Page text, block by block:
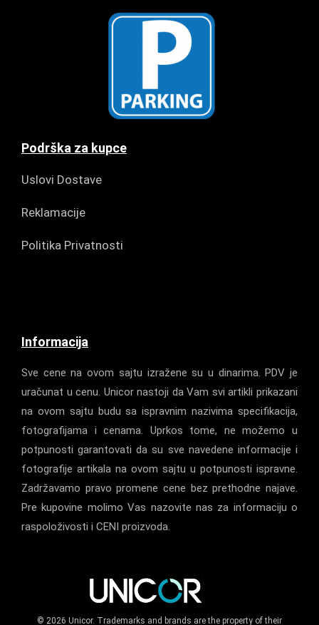
Podrška za kupce
Uslovi Dostave
Reklamacije
Politika Privatnosti
Informacija
Sve cene na ovom sajtu izražene su u dinarima. PDV je
uračunat u cenu. Unicor nastoji da Vam svi artikli prikazani
na ovom sajtu budu sa ispravnim nazivima specifikacija,
fotografijama i cenama. Uprkos tome, ne možemo u
potpunosti garantovati da su sve navedene informacije i
fotografije artikala na ovom sajtu u potpunosti ispravne.
Zadržavamo pravo promene cene bez prethodne najave.
Pre kupovine molimo Vas nazovite nas za informaciju o
raspoloživosti i CENI proizvoda.
© 2026 Unicor. Trademarks and brands are the property of their